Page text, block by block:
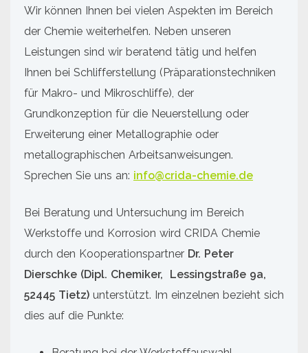
Wir können Ihnen bei vielen Aspekten im Bereich
der Chemie weiterhelfen. Neben unseren
Leistungen sind wir beratend tätig und helfen
Ihnen bei Schlifferstellung (Präparationstechniken
für Makro- und Mikroschliffe), der
Grundkonzeption für die Neuerstellung oder
Erweiterung einer Metallographie oder
metallographischen Arbeitsanweisungen.
Sprechen Sie uns an: info@crida-chemie.de
Bei Beratung und Untersuchung im Bereich
Werkstoffe und Korrosion wird CRIDA Chemie
durch den Kooperationspartner Dr. Peter
Dierschke (Dipl. Chemiker, Lessingstraße 9a,
52445 Tietz) unterstützt. Im einzelnen bezieht sich
dies auf die Punkte: